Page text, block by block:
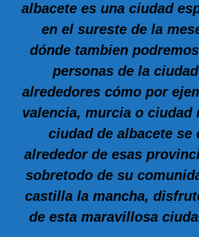
albacete es una ciudad
en el sureste de la
dónde tambien
personas de la
alrededores cómo por
valencia, murcia o ciudad
ciudad de albacete se
alrededor de esas
sobretodo de su
castilla la mancha,
de esta maravillosa